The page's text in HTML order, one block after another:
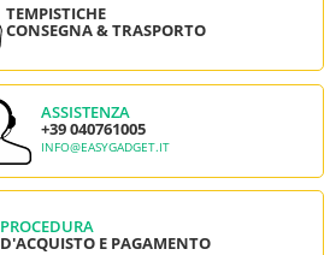
TEMPISTICHE
CONSEGNA & TRASPORTO
ASSISTENZA
+39 040761005
INFO@EASYGADGET.IT
PROCEDURA
D'ACQUISTO E PAGAMENTO